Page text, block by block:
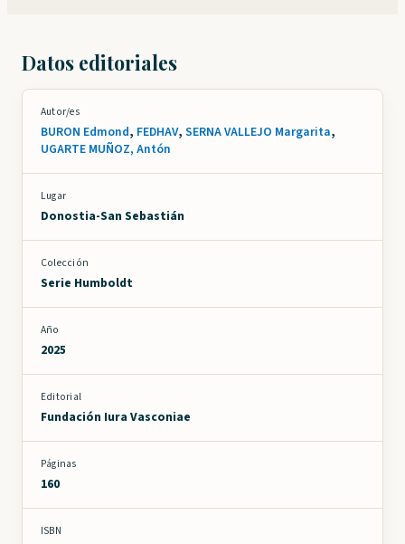
Datos editoriales
Autor/es
BURON Edmond, FEDHAV, SERNA VALLEJO Margarita,
UGARTE MUÑOZ, Antón
Lugar
Donostia-San Sebastián
Colección
Serie Humboldt
Año
2025
Editorial
Fundación Iura Vasconiae
Páginas
160
ISBN